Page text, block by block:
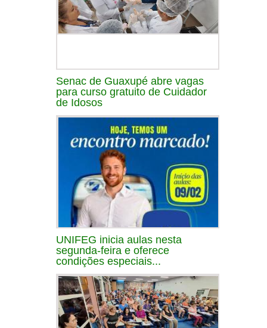
Senac de Guaxupé abre vagas
para curso gratuito de Cuidador
de Idosos
UNIFEG inicia aulas nesta
segunda-feira e oferece
condições especiais...